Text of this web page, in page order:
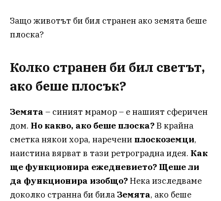
Защо животът би бил странен ако земята беше
плоска?
Колко странен би бил светът,
ако беше плосък?
Земята – синият мрамор – е нашият сферичен
дом. Но какво, ако беше плоска?В крайна
сметка някои хора, наречени плоскоземци,
наистина вярват в тази ретроградна идея. Как
ще функционира ежедневието? Щеше ли
да функционира изобщо?Нека изследваме
доколко странна би била Земята, ако беше